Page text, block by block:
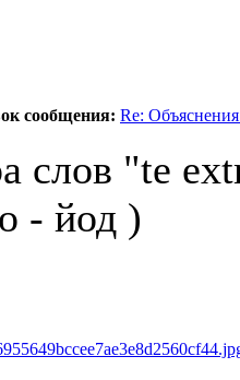
сообщения: Re:
слов "te
- йод )